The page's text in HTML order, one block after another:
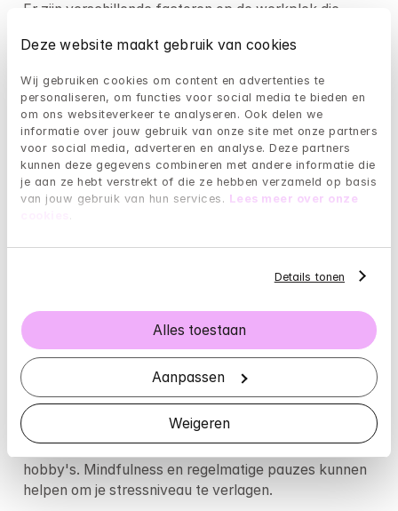
Deze website maakt gebruik van cookies
Wij gebruiken cookies om content en advertenties te
personaliseren, om functies voor social media te bieden en
om ons websiteverkeer te analyseren. Ook delen we
informatie over jouw gebruik van onze site met onze partners
voor social media, adverteren en analyse. Deze partners
kunnen deze gegevens combineren met andere informatie die
je aan ze hebt verstrekt of die ze hebben verzameld op basis
van jouw gebruik van hun services. Lees meer over onze
Details tonen
Alles toestaan
Aanpassen
Weigeren
Er zijn verschillende factoren op de werkplek die
burnout. Een hoge werkdruk is vaak een belangrijke
moet doen dan je aankunt, kan dit leiden tot stress en
uiteindelijk tot een burnout.
Daarnaast kunnen een gebrek aan controle over je
werk, slechte communicatie met collega's of
leidinggevenden, en een gebrek aan erkenning je
gevoel van voldoening en motivatie verminderen. Ook
oncomfortabele werkplek of weinig ondersteuning,
dragen bij aan het risico op een burnout.
Hoe kan men een burnout op het werk
voorkomen?
Het voorkomen van een burnout begint met het
bevorderen van een gezonde werk-privébalans.
Probeer werk en ontspanning in balans te houden
door grenzen te stellen aan werktijden en ervoor te
zorgen dat je voldoende tijd hebt voor ontspanning en
hobby's. Mindfulness en regelmatige pauzes kunnen
helpen om je stressniveau te verlagen.